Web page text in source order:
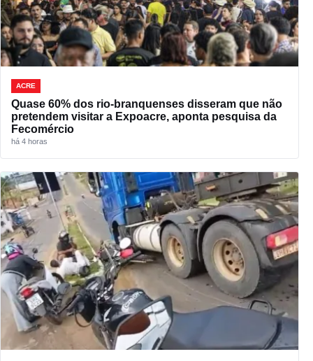
ACRE
Quase 60% dos rio-branquenses disseram que não
pretendem visitar a Expoacre, aponta pesquisa da
Fecomércio
há 4 horas